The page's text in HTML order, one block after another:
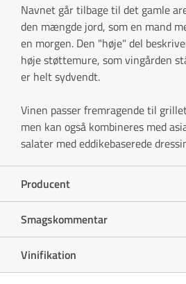
Navnet går tilbage til det gamle
den mængde jord, som en mand
en morgen. Den "høje" del
høje støttemure, som vingården
er helt sydvendt.
Vinen passer fremragende til
men kan også kombineres med
salater med eddikebaserede
Producent
Smagskommentar
Vinifikation